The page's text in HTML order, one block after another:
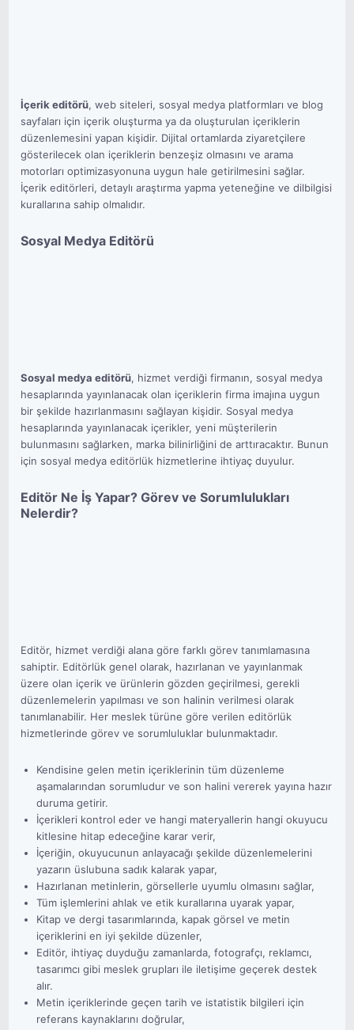
İçerik editörü, web siteleri, sosyal medya platformları ve blog
sayfaları için içerik oluşturma ya da oluşturulan içeriklerin
düzenlemesini yapan kişidir. Dijital ortamlarda ziyaretçilere
gösterilecek olan içeriklerin benzeşiz olmasını ve arama
motorları optimizasyonuna uygun hale getirilmesini sağlar.
İçerik editörleri, detaylı araştırma yapma yeteneğine ve dilbilgisi
kurallarına sahip olmalıdır.
Sosyal Medya Editörü
Sosyal medya editörü, hizmet verdiği firmanın, sosyal medya
hesaplarında yayınlanacak olan içeriklerin firma imajına uygun
bir şekilde hazırlanmasını sağlayan kişidir. Sosyal medya
hesaplarında yayınlanacak içerikler, yeni müşterilerin
bulunmasını sağlarken, marka bilinirliğini de arttıracaktır. Bunun
için sosyal medya editörlük hizmetlerine ihtiyaç duyulur.
Editör Ne İş Yapar? Görev ve Sorumlulukları
Nelerdir?
Editör, hizmet verdiği alana göre farklı görev tanımlamasına
sahiptir. Editörlük genel olarak, hazırlanan ve yayınlanmak
üzere olan içerik ve ürünlerin gözden geçirilmesi, gerekli
düzenlemelerin yapılması ve son halinin verilmesi olarak
tanımlanabilir. Her meslek türüne göre verilen editörlük
hizmetlerinde görev ve sorumluluklar bulunmaktadır.
Kendisine gelen metin içeriklerinin tüm düzenleme
aşamalarından sorumludur ve son halini vererek yayına hazır
duruma getirir.
İçerikleri kontrol eder ve hangi materyallerin hangi okuyucu
kitlesine hitap edeceğine karar verir,
İçeriğin, okuyucunun anlayacağı şekilde düzenlemelerini
yazarın üslubuna sadık kalarak yapar,
Hazırlanan metinlerin, görsellerle uyumlu olmasını sağlar,
Tüm işlemlerini ahlak ve etik kurallarına uyarak yapar,
Kitap ve dergi tasarımlarında, kapak görsel ve metin
içeriklerini en iyi şekilde düzenler,
Editör, ihtiyaç duyduğu zamanlarda, fotografçı, reklamcı,
tasarımcı gibi meslek grupları ile iletişime geçerek destek
alır.
Metin içeriklerinde geçen tarih ve istatistik bilgileri için
referans kaynaklarını doğrular,